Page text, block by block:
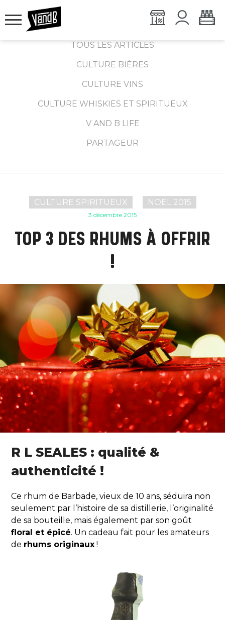
TOUS LES ARTICLES
CULTURE BIÈRES
CULTURE VINS
CULTURE WHISKIES ET SPIRITUEUX
V AND B LIFE
PARTAGEUR
CULTURE SPIRITUEUX NOEL 2015
3 décembre 2015
TOP 3 DES RHUMS À OFFRIR
!
R L SEALES : qualité &
authenticité !
Ce rhum de Barbade, vieux de 10 ans, séduira non
seulement par l’histoire de sa distillerie, l’originalité
de sa bouteille, mais également par son goût
floral et épicé. Un cadeau fait pour les amateurs
de rhums originaux !